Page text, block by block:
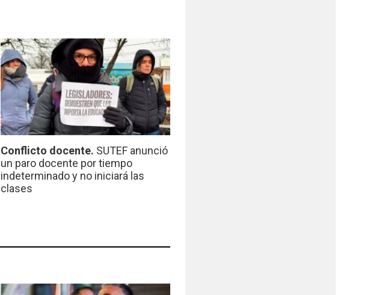
Conflicto docente. SUTEF anunció
un paro docente por tiempo
indeterminado y no iniciará las
clases